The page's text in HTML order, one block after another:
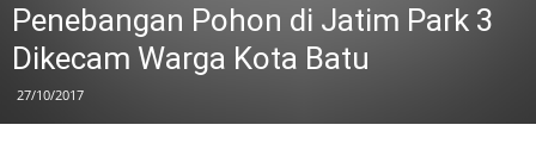
Penebangan Pohon di Jatim Park 3
Dikecam Warga Kota Batu
27/10/2017